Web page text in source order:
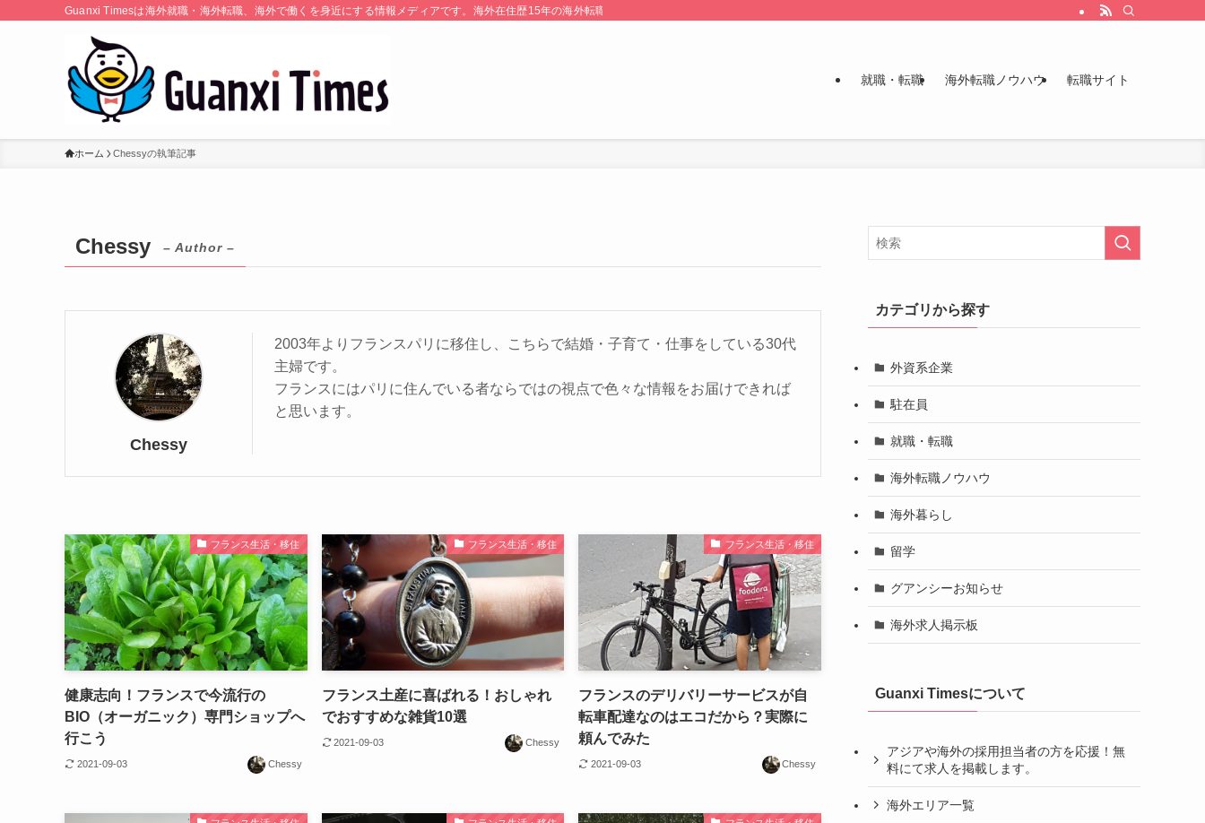
Guanxi Timesは海外就職・海外転職、海外で働くを身近にする情報メディアです。海外在住歴15年の海外転職のプロが監修・運営しています。
就職・転職 海外転職ノウハウ 転職サイト
ホーム Chessyの執筆記事
Chessy – Author –
Chessy
2003年よりフランスパリに移住し、こちらで結婚・子育て・仕事をしている30代
主婦です。
フランスにはパリに住んでいる者ならではの視点で色々な情報をお届けできれば
と思います。
フランス生活・移住
健康志向！フランスで今流行の
BIO（オーガニック）専門ショップへ
行こう
2021-09-03 Chessy
フランス生活・移住
フランス土産に喜ばれる！おしゃれ
でおすすめな雑貨10選
2021-09-03 Chessy
フランス生活・移住
フランスのデリバリーサービスが自
転車配達なのはエコだから？実際に
頼んでみた
2021-09-03 Chessy
カテゴリから探す
外資系企業
駐在員
就職・転職
海外転職ノウハウ
海外暮らし
留学
グアンシーお知らせ
海外求人掲示板
Guanxi Timesについて
アジアや海外の採用担当者の方を応援！無
料にて求人を掲載します。
海外エリア一覧